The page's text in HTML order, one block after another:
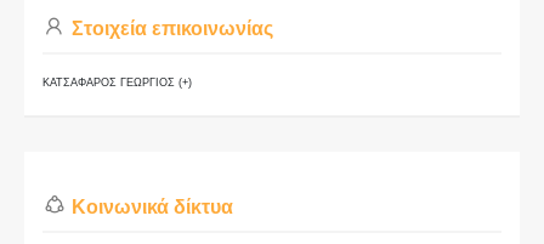
Στοιχεία επικοινωνίας
ΚΑΤΣΑΦΑΡΟΣ ΓΕΩΡΓΙΟΣ (+)
Κοινωνικά δίκτυα